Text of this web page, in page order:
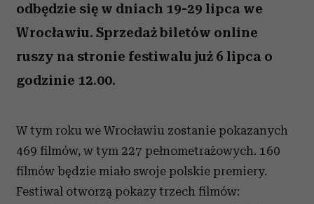
odbędzie się w dniach 19-29 lipca we
Wrocławiu. Sprzedaż biletów online
ruszy na stronie festiwalu już 6 lipca o
godzinie 12.00.
W tym roku we Wrocławiu zostanie pokazanych
469 filmów, w tym 227 pełnometrażowych. 160
filmów będzie miało swoje polskie premiery.
Festiwal otworzą pokazy trzech filmów: